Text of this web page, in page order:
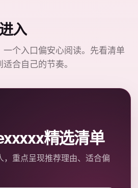
入
个入口偏安心阅读。先看清单
合自己的节奏。
精选清单
，重点呈现推荐理由、适合偏